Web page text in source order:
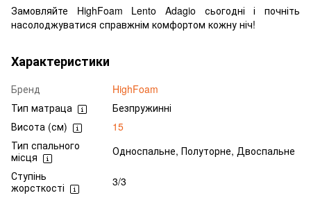
Замовляйте HighFoam Lento Adagio сьогодні і почніть
насолоджуватися справжнім комфортом кожну ніч!
Характеристики
Бренд
HighFoam
Тип матраца
Безпружинні
Висота (см)
15
Тип спального
місця
Односпальне, Полуторне, Двоспальне
Ступінь
жорсткості
3/3